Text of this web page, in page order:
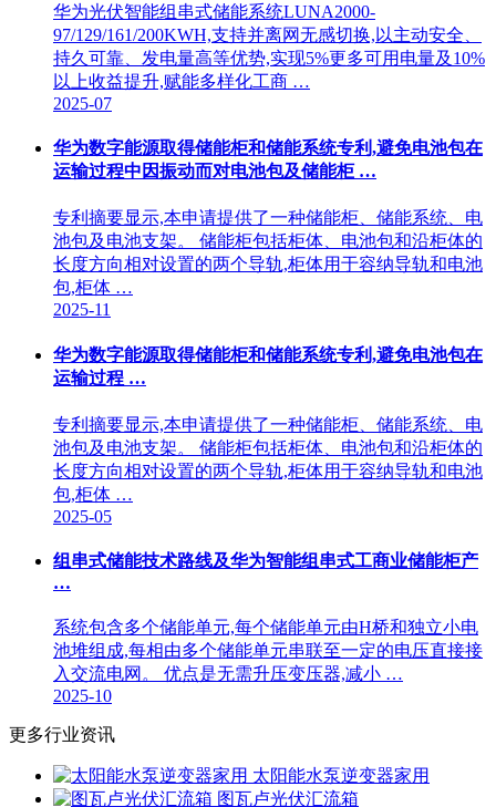
华为光伏智能组串式储能系统LUNA2000-
97/129/161/200KWH,支持并离网无感切换,以主动安全、
持久可靠、发电量高等优势,实现5%更多可用电量及10%
以上收益提升,赋能多样化工商 …
2025-07
华为数字能源取得储能柜和储能系统专利,避免电池包在
运输过程中因振动而对电池包及储能柜 …
专利摘要显示,本申请提供了一种储能柜、储能系统、电
池包及电池支架。 储能柜包括柜体、电池包和沿柜体的
长度方向相对设置的两个导轨,柜体用于容纳导轨和电池
包,柜体 …
2025-11
华为数字能源取得储能柜和储能系统专利,避免电池包在
运输过程 …
专利摘要显示,本申请提供了一种储能柜、储能系统、电
池包及电池支架。 储能柜包括柜体、电池包和沿柜体的
长度方向相对设置的两个导轨,柜体用于容纳导轨和电池
包,柜体 …
2025-05
组串式储能技术路线及华为智能组串式工商业储能柜产
…
系统包含多个储能单元,每个储能单元由H桥和独立小电
池堆组成,每相由多个储能单元串联至一定的电压直接接
入交流电网。 优点是无需升压变压器,减小 …
2025-10
更多行业资讯
太阳能水泵逆变器家用
图瓦卢光伏汇流箱